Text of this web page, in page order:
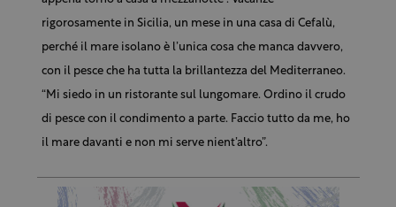
rigorosamente in Sicilia, un mese in una casa di Cefalù,
perché il mare isolano è l’unica cosa che manca davvero,
con il pesce che ha tutta la brillantezza del Mediterraneo.
“Mi siedo in un ristorante sul lungomare. Ordino il crudo
di pesce con il condimento a parte. Faccio tutto da me, ho
il mare davanti e non mi serve nient’altro”.